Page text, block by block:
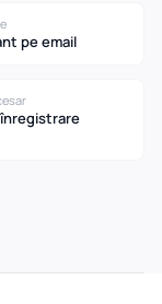
pe email
înregistrare